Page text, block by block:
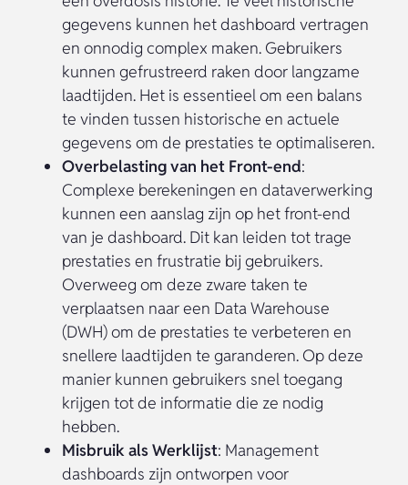
gegevens kunnen het dashboard vertragen
en onnodig complex maken. Gebruikers
kunnen gefrustreerd raken door langzame
laadtijden. Het is essentieel om een balans
te vinden tussen historische en actuele
gegevens om de prestaties te optimaliseren.
Overbelasting van het Front-end:
Complexe berekeningen en dataverwerking
kunnen een aanslag zijn op het front-end
van je dashboard. Dit kan leiden tot trage
prestaties en frustratie bij gebruikers.
Overweeg om deze zware taken te
verplaatsen naar een Data Warehouse
(DWH) om de prestaties te verbeteren en
snellere laadtijden te garanderen. Op deze
manier kunnen gebruikers snel toegang
krijgen tot de informatie die ze nodig
hebben.
Misbruik als Werklijst: Management
dashboards zijn ontworpen voor